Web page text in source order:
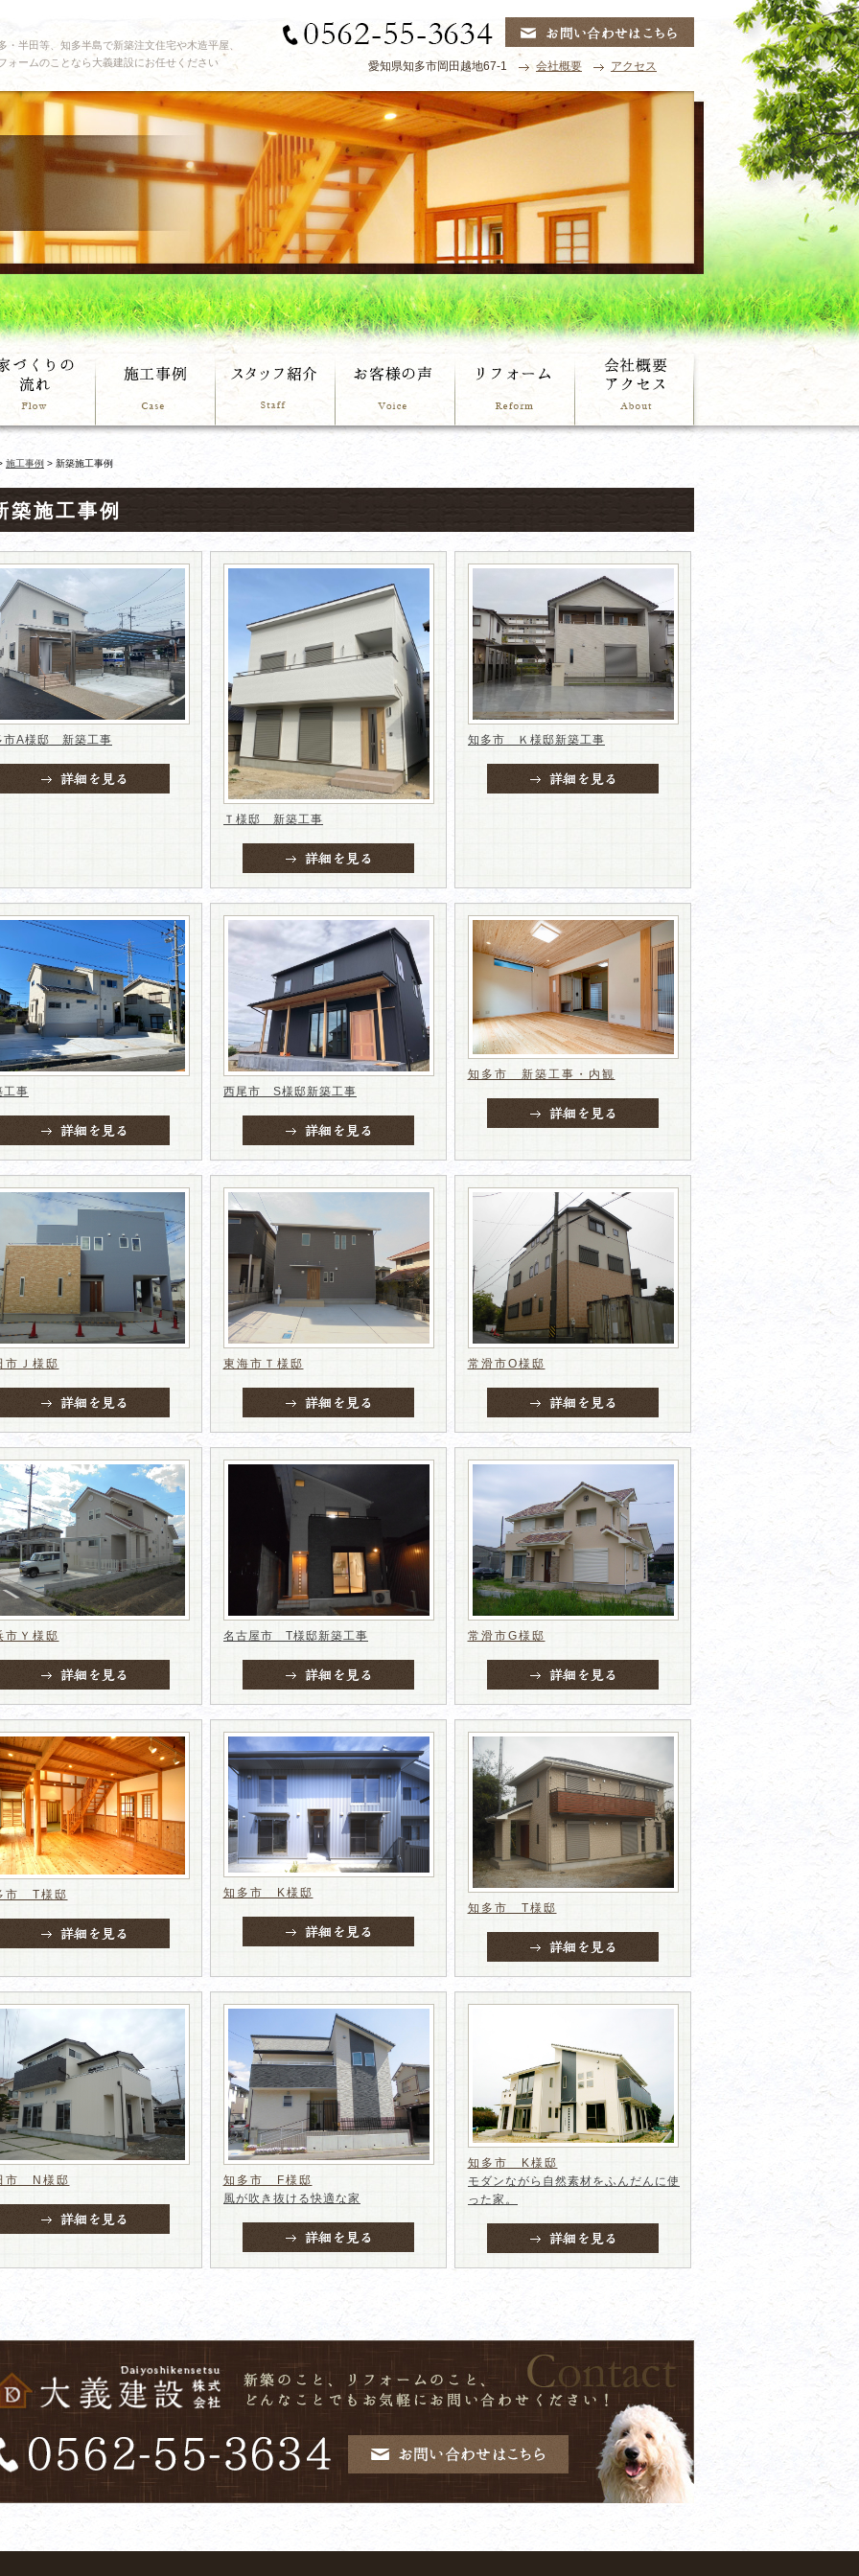
・半田等、知多半島で新築注文住宅や木造平屋、
ォームのことなら大義建設にお任せください
愛知県知多市岡田越地67-1 会社概要 アクセス
施工事例 > 新築施工事例
築施工事例
市A様邸 新築工事
Ｔ様邸 新築工事
知多市 Ｋ様邸新築工事
工事 西尾市 S様邸新築工事
知多市 新築工事・内観
市Ｊ様邸 東海市Ｔ様邸 常滑市O様邸
市Ｙ様邸 名古屋市 T様邸新築工事 常滑市G様邸
市 T様邸
知多市 K様邸
知多市 T様邸
市 N様邸
知多市 F様邸
風が吹き抜ける快適な家
知多市 K様邸
モダンながら自然素材をふんだんに使
った家。